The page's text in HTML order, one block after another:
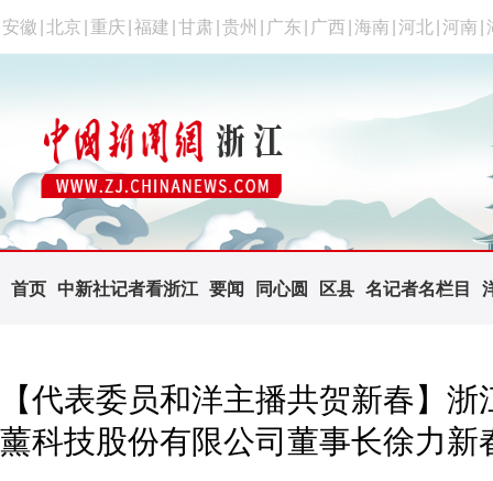
安徽 北京 重庆 福建 甘肃 贵州 广东 广西 海南 河北 河南
首页 中新社记者看浙江 要闻 同心圆 区县 名记者名栏目
【代表委员和洋主播共贺新春】
薰科技股份有限公司董事长徐力新